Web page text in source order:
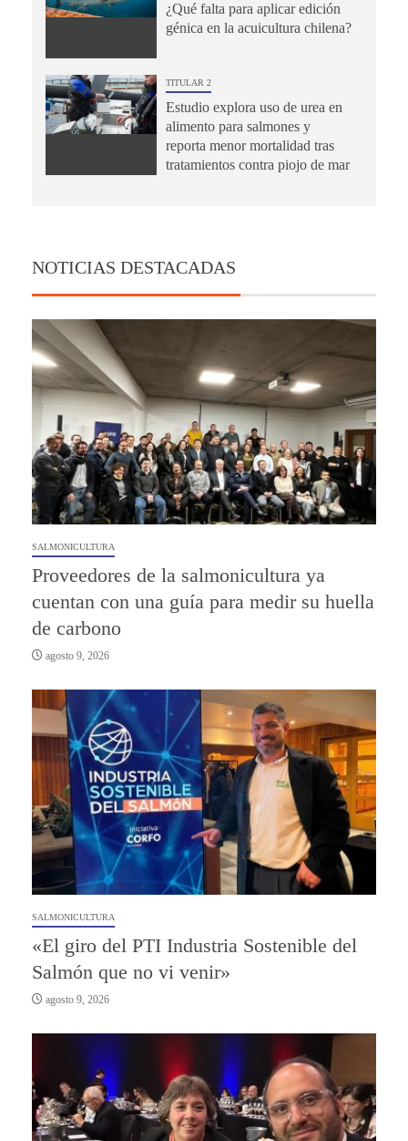
¿Qué falta para aplicar edición
génica en la acuicultura chilena?
TITULAR 2
Estudio explora uso de urea en
alimento para salmones y
reporta menor mortalidad tras
tratamientos contra piojo de mar
NOTICIAS DESTACADAS
SALMONICULTURA
Proveedores de la salmonicultura ya
cuentan con una guía para medir su huella
de carbono
agosto 9, 2026
SALMONICULTURA
«El giro del PTI Industria Sostenible del
Salmón que no vi venir»
agosto 9, 2026